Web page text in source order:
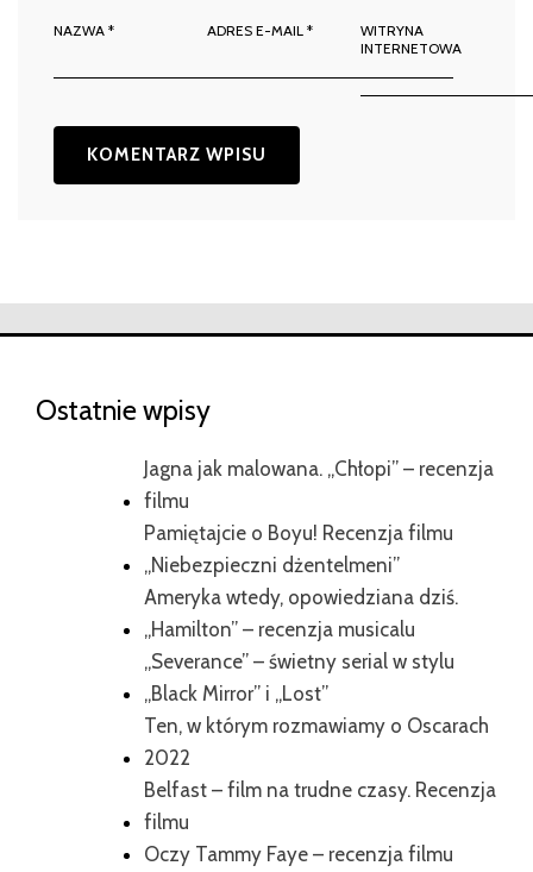
NAZWA * ADRES E-MAIL*
WITRYNA
INTERNETOWA
Ostatnie wpisy
Jagna jak malowana. „Chłopi” – recenzja
filmu
Pamiętajcie o Boyu! Recenzja filmu
„Niebezpieczni dżentelmeni”
Ameryka wtedy, opowiedziana dziś.
„Hamilton” – recenzja musicalu
„Severance” – świetny serial w stylu
„Black Mirror” i „Lost”
Ten, w którym rozmawiamy o Oscarach
2022
Belfast – film na trudne czasy. Recenzja
filmu
Oczy Tammy Faye – recenzja filmu